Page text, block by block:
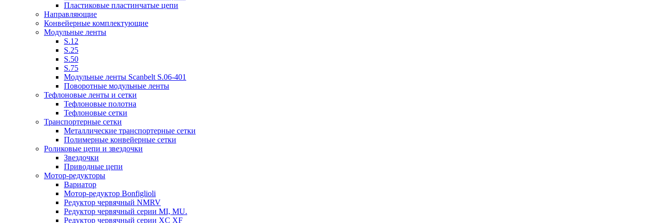
Пластиковые пластинчатые цепи
Направляющие
Конвейерные комплектующие
Модульные ленты
S.12
S.25
S.50
S.75
Модульные ленты Scanbelt S.06-401
Поворотные модульные ленты
Тефлоновые ленты и сетки
Тефлоновые полотна
Тефлоновые сетки
Транспортерные сетки
Металлические транспортерные сетки
Полимерные конвейерные сетки
Роликовые цепи и звездочки
Звездочки
Приводные цепи
Мотор-редукторы
Вариатор
Мотор-редуктор Bonfiglioli
Редуктор червячный NMRV
Редуктор червячный серии MI, MU.
Редуктор червячный серии XC XF